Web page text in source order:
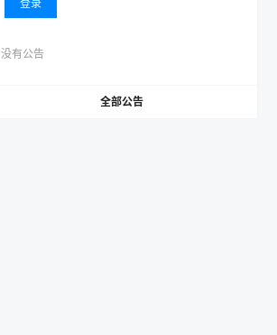
登录
没有公告
全部公告